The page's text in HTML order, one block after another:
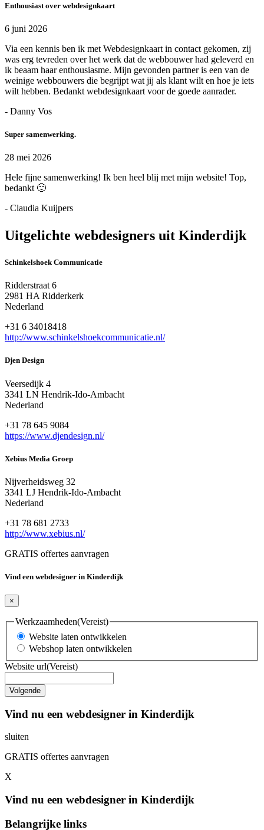
Enthousiast over webdesignkaart
6 juni 2026
Via een kennis ben ik met Webdesignkaart in contact gekomen, zij
was erg tevreden over het werk dat de webbouwer had geleverd en
ik beaam haar enthousiasme. Mijn gevonden partner is een van de
weinige webbouwers die begrijpt wat jij als klant wilt en hoe je iets
wilt hebben. Bedankt webdesignkaart voor de goede aanrader.
- Danny Vos
Super samenwerking.
28 mei 2026
Hele fijne samenwerking! Ik ben heel blij met mijn website! Top,
bedankt 🙂
- Claudia Kuijpers
Uitgelichte webdesigners uit Kinderdijk
Schinkelshoek Communicatie
Ridderstraat 6
2981 HA Ridderkerk
Nederland
+31 6 34018418
http://www.schinkelshoekcommunicatie.nl/
Djen Design
Veersedijk 4
3341 LN Hendrik-Ido-Ambacht
Nederland
+31 78 645 9084
https://www.djendesign.nl/
Xebius Media Groep
Nijverheidsweg 32
3341 LJ Hendrik-Ido-Ambacht
Nederland
+31 78 681 2733
http://www.xebius.nl/
GRATIS offertes aanvragen
Vind een webdesigner in Kinderdijk
×
Werkzaamheden(Vereist)
Website laten ontwikkelen
Webshop laten ontwikkelen
Website url(Vereist)
Vind nu een webdesigner in Kinderdijk
sluiten
GRATIS offertes aanvragen
X
Vind nu een webdesigner in Kinderdijk
Belangrijke links